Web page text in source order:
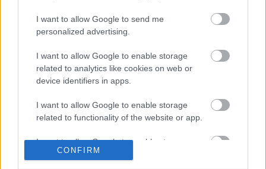
I want to allow Google to send me
personalized advertising.
I want to allow Google to enable storage
related to analytics like cookies on web or
device identifiers in apps.
I want to allow Google to enable storage
related to functionality of the website or app.
I want to allow Google to enable storage
related to personalization.
CONFIRM
Címkék: vendégjáték függetlenek
Ajánlott bejegyzések: